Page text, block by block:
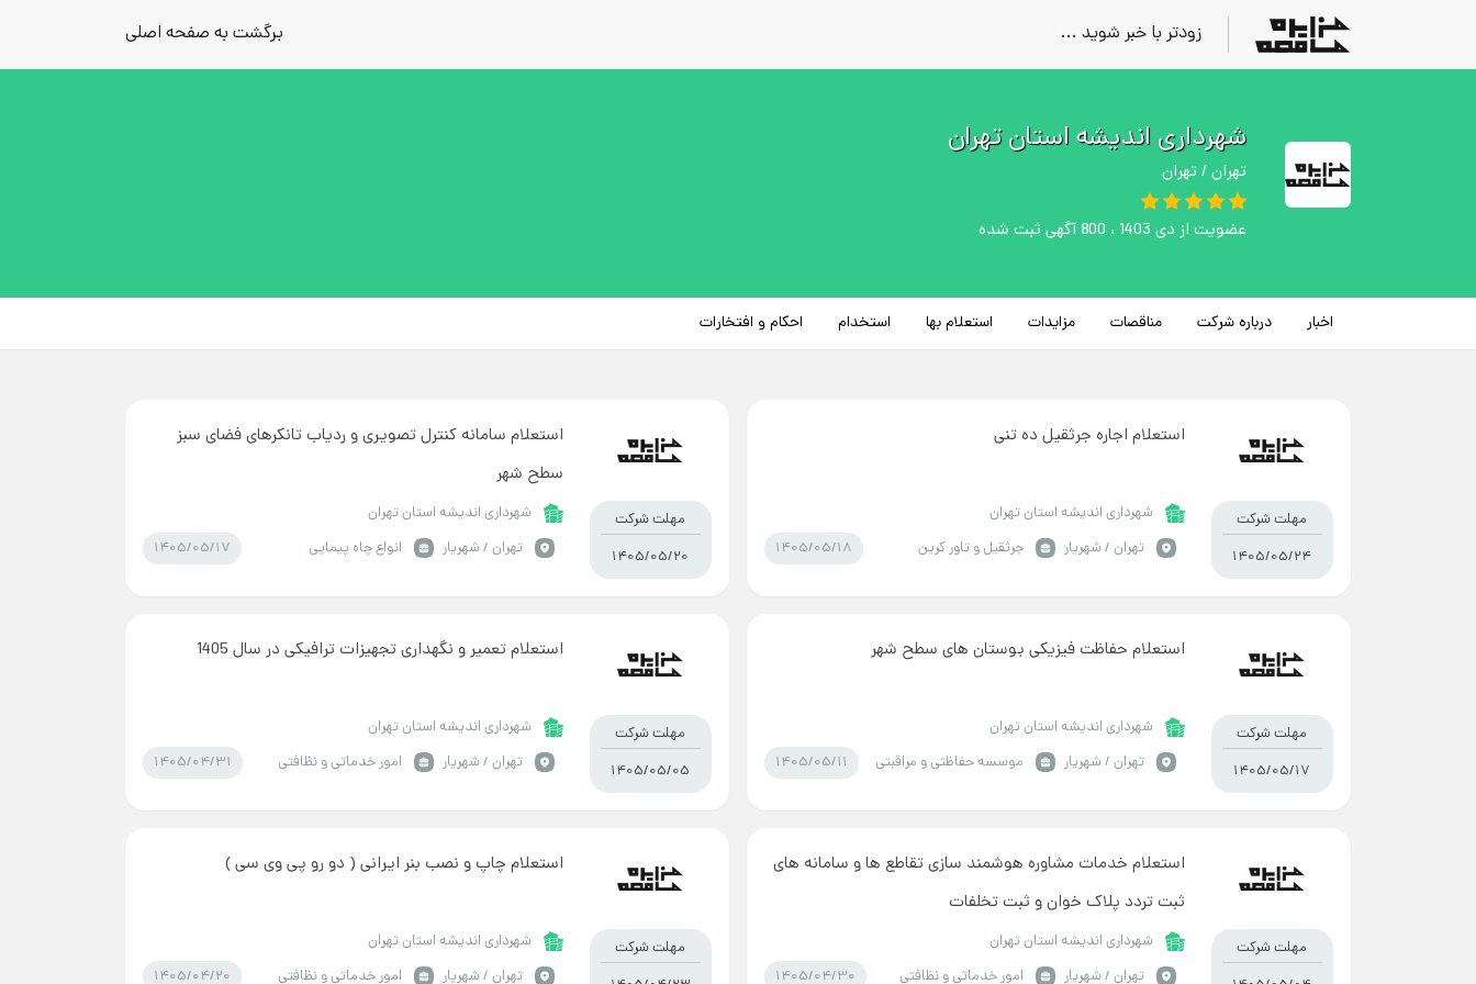
زودتر با خبر شوید ... برگشت به صفحه اصلی
شهرداری اندیشه استان تهران
تهران / تهران
عضویت از دی 1403 ، 800 آگهی ثبت شده
اخبار درباره شرکت مناقصات مزایدات استعلام بها استخدام احکام و افتخارات
مهلت شرکت
1405/05/24
استعلام اجاره جرثقیل ده تنی
شهرداری اندیشه استان تهران
تهران / شهریار
جرثقیل و تاور کرین 1405/05/18
مهلت شرکت
1405/05/20
استعلام سامانه کنترل تصویری و ردیاب تانکرهای فضای سبز
سطح شهر
شهرداری اندیشه استان تهران
تهران / شهریار
انواع چاه پیمایی 1405/05/17
مهلت شرکت
1405/05/17
استعلام حفاظت فیزیکی بوستان های سطح شهر
شهرداری اندیشه استان تهران
تهران / شهریار
موسسه حفاظتی و مراقبتی 1405/05/11
مهلت شرکت
1405/05/05
استعلام تعمیر و نگهداری تجهیزات ترافیکی در سال 1405
شهرداری اندیشه استان تهران
تهران / شهریار
امور خدماتی و نظافتی 1405/04/31
مهلت شرکت
استعلام خدمات مشاوره هوشمند سازی تقاطع ها و سامانه های
ثبت تردد پلاک خوان و ثبت تخلفات
شهرداری اندیشه استان تهران
تهران / شهریار
امور خدماتی و نظافتی 1405/04/30
مهلت شرکت
استعلام چاپ و نصب بنر ایرانی ( دو رو پی وی سی )
شهرداری اندیشه استان تهران
تهران / شهریار
امور خدماتی و نظافتی 1405/04/20